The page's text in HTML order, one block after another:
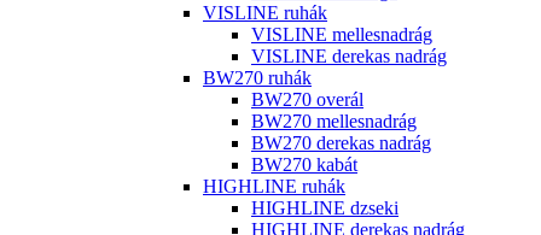
VISLINE ruhák
VISLINE mellesnadrág
VISLINE derekas nadrág
BW270 ruhák
BW270 overál
BW270 mellesnadrág
BW270 derekas nadrág
BW270 kabát
HIGHLINE ruhák
HIGHLINE dzseki
HIGHLINE derekas nadrág